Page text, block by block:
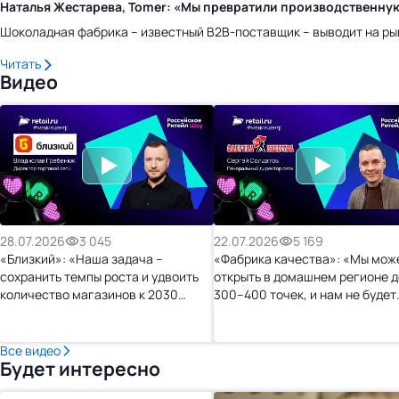
Наталья Жестарева, Tomer: «Мы превратили
Шоколадная фабрика – известный B2B-поставщик – выводит на
Читать
Видео
28.07.2026
3 045
«Близкий»: «Наша задача –
сохранить темпы роста и удвоить
количество магазинов к 2030
22.07.2026
5 169
«Фабрика качества»: «Мы
открыть в домашнем регионе
300–400 точек, и нам не будет
Все видео
Будет интересно